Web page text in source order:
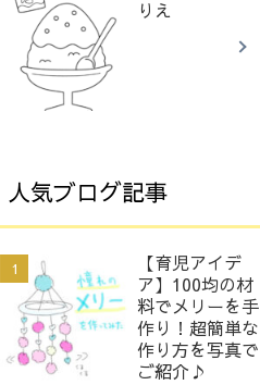
りえ
人気ブログ記事
【育児アイデ
ア】100均の材
料でメリーを手
作り！超簡単な
作り方を写真で
ご紹介♪